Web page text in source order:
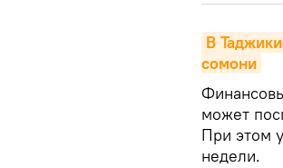
В
сомони
может
При этом
недели.